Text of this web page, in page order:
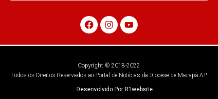
Copyright © 2018-2022
Todos os Direitos Reservados ao Portal de Notícias da Diocese de Macapá-AP
Desenvolvido Por R1website